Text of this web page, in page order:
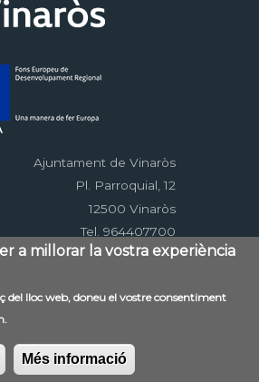
Ajuntament de Vinaròs
Pl. Parroquial, 12
12500 Vinaròs
Tel. 964407700
legal
Mapa web
a millorar la vostra experiència
del lloc web, doneu el vostre consentiment
Més informació